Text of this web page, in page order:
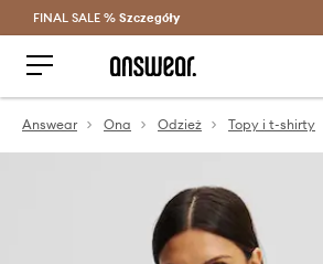
Oszczędzaj z Answear Club >
FINAL SALE % Szczegóły
Answear Ona Odzież Topy i t-shirty